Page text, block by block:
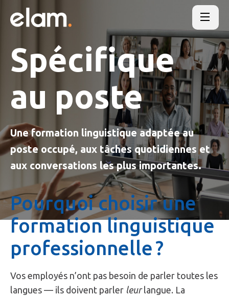
Spécifique
au poste
Une formation linguistique adaptée au
poste occupé, aux tâches quotidiennes et
aux conversations les plus importantes.
Pourquoi choisir une
formation linguistique
professionnelle ?
Vos employés n’ont pas besoin de parler toutes les
langues — ils doivent parler leurlangue. La